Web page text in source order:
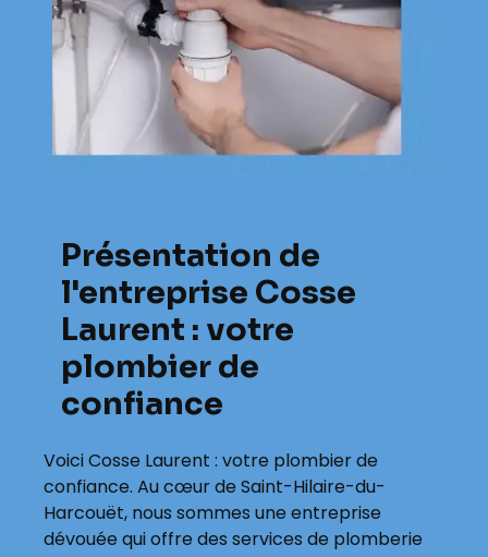
Présentation de
l'entreprise Cosse
Laurent : votre
plombier de
confiance
Voici Cosse Laurent : votre plombier de
confiance. Au cœur de Saint-Hilaire-du-
Harcouët, nous sommes une entreprise
dévouée qui offre des services de plomberie